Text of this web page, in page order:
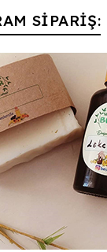
SİPARİŞ: